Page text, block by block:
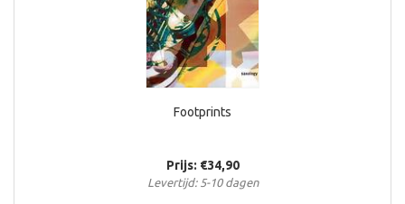
Footprints
Prijs: €34,90
Levertijd: 5-10 dagen